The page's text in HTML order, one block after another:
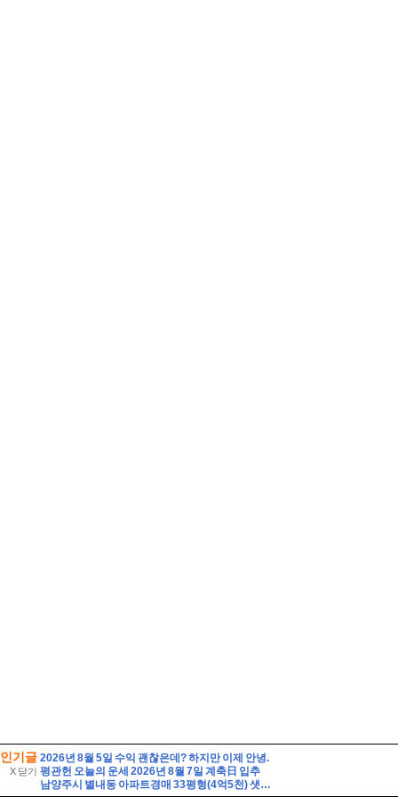
인기글
X 닫기
2026년 8월 5일 수익 괜찮은데? 하지만 이제 안녕.
평관헌 오늘의 운세 2026년 8월 7일 계축日 입추
남양주시 별내동 아파트경매 33평형(4억5천) 샛별초등학교인근 별내푸르지오 20층 유찰1회 남양주별내푸르지오아파트 법원경매 매매